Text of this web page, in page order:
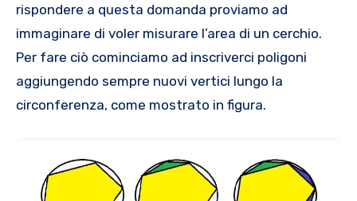
rispondere a questa domanda proviamo ad
immaginare di voler misurare l’area di un cerchio.
Per fare ciò cominciamo ad inscriverci poligoni
aggiungendo sempre nuovi vertici lungo la
circonferenza, come mostrato in figura.